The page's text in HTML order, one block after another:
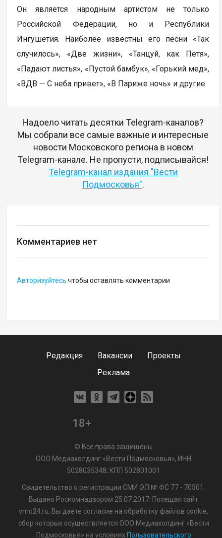
Он является народным артистом не только
Российской Федерации, но и Республики
Ингушетия. Наиболее известны его песни «Так
случилось», «Две жизни», «Танцуй, как Петя»,
«Падают листья», «Пустой бамбук», «Горький мед»,
«ВДВ — С неба привет», «В Париже ночь» и другие.
Надоело читать десятки Telegram-каналов?
Мы собрали все самые важные и интересные
новости Московского региона в новом
Telegram-канале. Не пропусти, подписывайся!
Telegram-канал издания "Вести
Подмосковья".
Комментариев нет
Авторизуйтесь чтобы оставлять комментарии
Редакция Вакансии
Проекты
Реклама
18+
© Все права защищены
ООО Медиахолдинг «Вести Подмосковья», ИНН
5028035348; КПП 502801001
Свидетельство о регистрации СМИ ЭЛ № ФС 77 - 70501.
Выдано Роскомнадзором 25.07.2017. Посещая сайт
vmo24.ru, Вы даете согласие на обработку файлов cookie,
сбор которых осуществляется ООО Медиахолдинг «Вести
Подмосковья» на условиях Пользовательского